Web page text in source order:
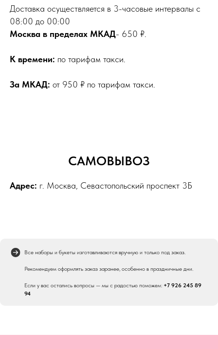
Доставка осуществляется в 3-часовые интервалы с
08:00 до 00:00
Москва в пределах МКАД- 650 ₽.
К времени: по тарифам такси.
За МКАД: от 950 ₽ по тарифам такси.
САМОВЫВОЗ
Адрес: г. Москва, Севастопольский проспект 3Б
Все наборы и букеты изготавливаются вручную и только под заказ.
Рекомендуем оформлять заказ заранее, особенно в праздничные дни.
Если у вас остались вопросы — мы с радостью поможем: +7 926 245 89
94